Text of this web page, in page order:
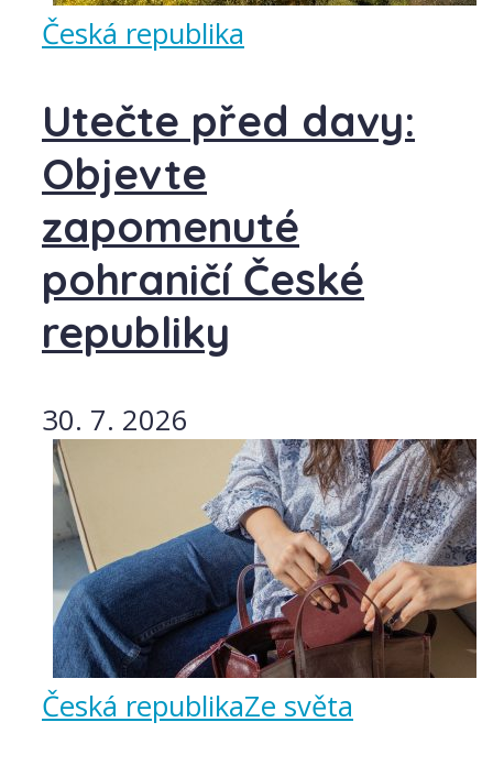
Česká republika
Utečte před davy:
Objevte
zapomenuté
pohraničí České
republiky
30. 7. 2026
Česká republikaZe světa